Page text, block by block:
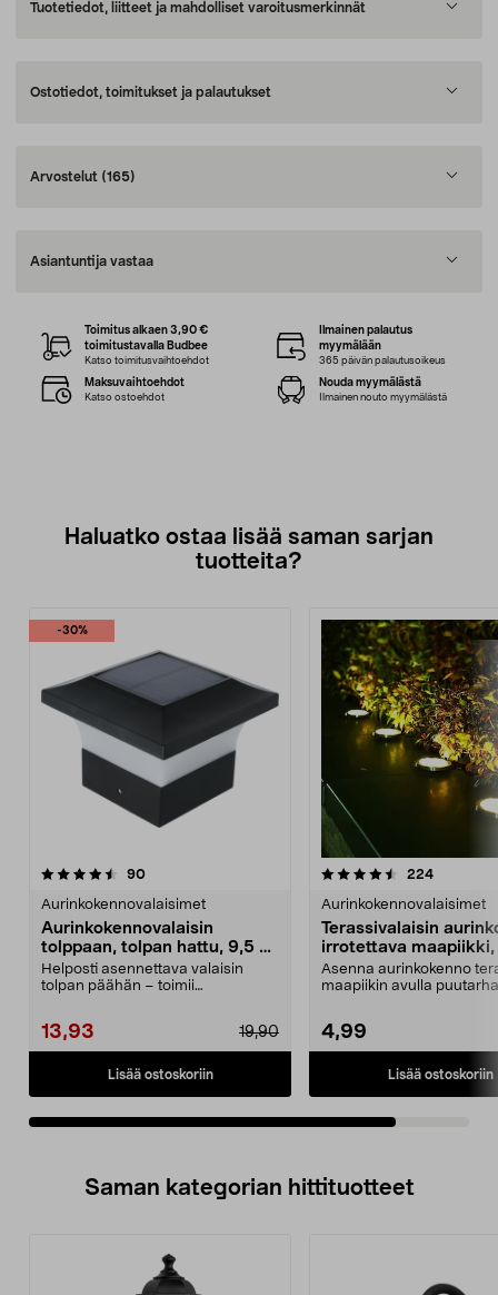
Tuotetiedot, liitteet ja mahdolliset varoitusmerkinnät
Ostotiedot, toimitukset ja palautukset
Arvostelut (165)
Asiantuntija vastaa
Toimitus alkaen 3,90 €
toimitustavalla Budbee
Katso toimitusvaihtoehdot
Ilmainen palautus
myymälään
365 päivän palautusoikeus
Maksuvaihtoehdot
Katso ostoehdot
Nouda myymälästä
Ilmainen nouto myymälästä
Haluatko ostaa lisää saman sarjan
tuotteita?
-30%
90arvostelut
Aurinkokennovalaisimet
Aurinkokennovalaisin
tolppaan, tolpan hattu, 9,5 x
9,5 cm
Helposti asennettava valaisin
tolpan päähän – toimii
19,90
13,93
Lisää ostoskoriin
4.5viidestä
224arvostelut
Aurinkokennovalaisimet
Terassivalaisin
irrotettava maapiikki,
Asenna aurinkokenno
maapiikin avulla
4,99
Lisää ostoskoriin
Saman kategorian hittituotteet